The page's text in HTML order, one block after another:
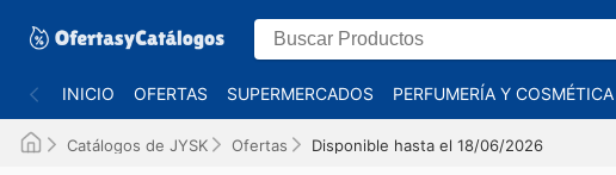
INICIO OFERTAS SUPERMERCADOS PERFUMERÍA Y COSMÉTICA
Catálogos de JYSK Ofertas Disponible hasta el 18/06/2026